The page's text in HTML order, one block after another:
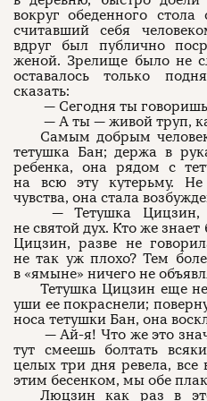
вокруг обеденного
считавший себя
вдруг был публично
женой. Зрелище было не
оставалось только
сказать:
— Сегодня ты
— А ты — живой труп,
Самым добрым
тетушка Бан; держа в
ребенка, она рядом с
на всю эту кутерьму.
чувства, она стала
— Тетушка Цицзин,
не святой дух. Кто же
Цицзин, разве не
не так уж плохо? Тем
в «ямыне» ничего не
Тетушка Цицзин еще
уши ее покраснели;
носа тетушки Бан, она
— Ай-я! Что же это
тут смеешь болтать
целых три дня ревела,
этим бесенком, мы обе
Люцзин как раз в